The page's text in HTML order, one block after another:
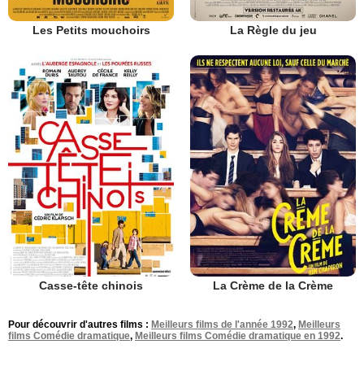
Les Petits mouchoirs La Règle du jeu
Casse-tête chinois La Crème de la Crème
Pour découvrir d'autres films : Meilleurs films de l'année 1992, Meilleurs
films Comédie dramatique, Meilleurs films Comédie dramatique en 1992.